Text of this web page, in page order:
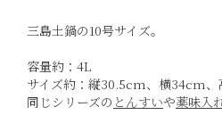
三島土鍋の10号サイズ。
容量約：4L
サイズ約：縦30.5cm、横34cm
同じシリーズの とんすいや薬味入